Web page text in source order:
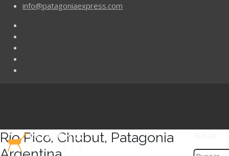
info@patagoniaexpress.com
Río Pico, Chubut, Patagonia